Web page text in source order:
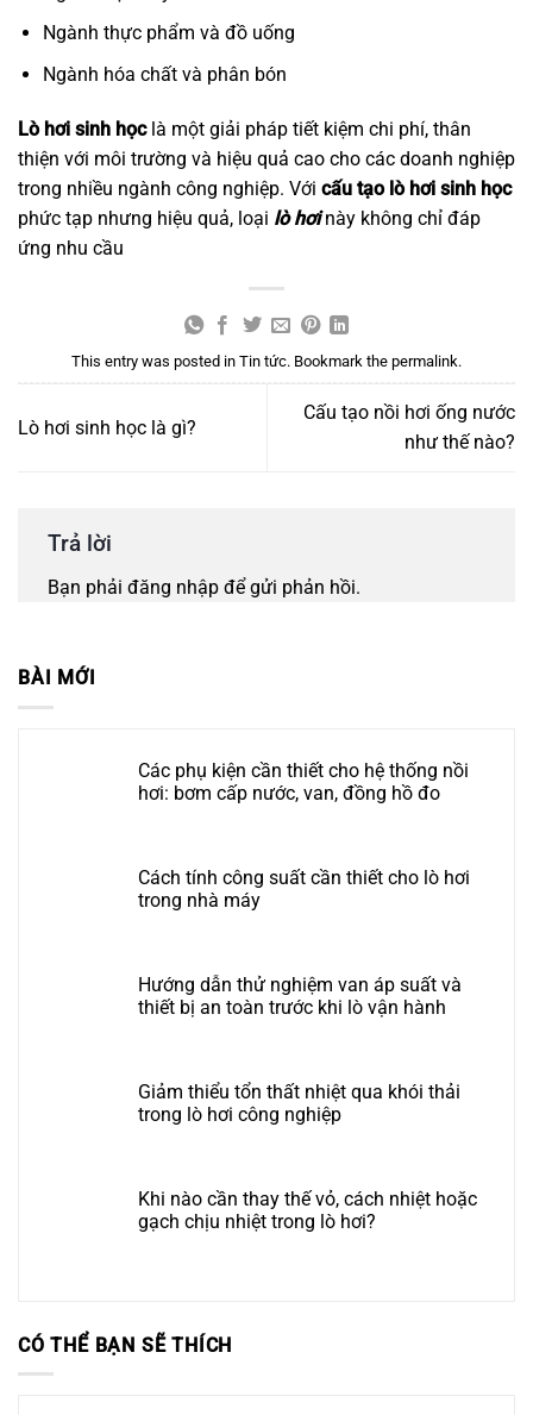
Ngành thực phẩm và đồ uống
Ngành hóa chất và phân bón
Lò hơi sinh họclà một giải pháp tiết kiệm chi phí, thân
thiện với môi trường và hiệu quả cao cho các doanh nghiệp
trong nhiều ngành công nghiệp. Với cấu tạo lò hơi sinh học
phức tạp nhưng hiệu quả, loại lò hơinày không chỉ đáp
ứng nhu cầu
This entry was posted in Tin tức. Bookmark the permalink.
Lò hơi sinh học là gì?
Cấu tạo nồi hơi ống nước
như thế nào?
Trả lời
Bạn phải đăng nhập để gửi phản hồi.
BÀI MỚI
Các phụ kiện cần thiết cho hệ thống nồi
hơi: bơm cấp nước, van, đồng hồ đo
Cách tính công suất cần thiết cho lò hơi
trong nhà máy
Hướng dẫn thử nghiệm van áp suất và
thiết bị an toàn trước khi lò vận hành
Giảm thiểu tổn thất nhiệt qua khói thải
trong lò hơi công nghiệp
Khi nào cần thay thế vỏ, cách nhiệt hoặc
gạch chịu nhiệt trong lò hơi?
CÓ THỂ BẠN SẼ THÍCH